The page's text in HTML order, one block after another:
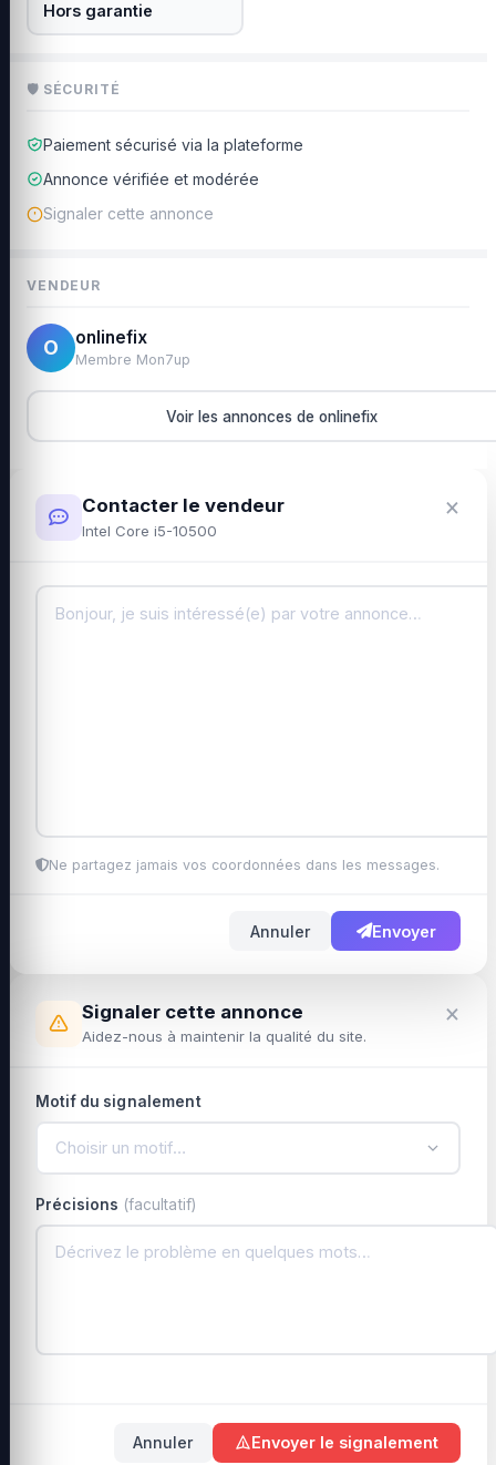
Hors garantie
🛡 SÉCURITÉ
Paiement sécurisé via la plateforme
Annonce vérifiée et modérée
Signaler cette annonce
VENDEUR
O onlinefix
Membre Mon7up
Voir les annonces de onlinefix
Contacter le vendeur
Intel Core i5-10500
×
Ne partagez jamais vos coordonnées dans les messages.
Annuler Envoyer
Signaler cette annonce
Aidez-nous à maintenir la qualité du site.
×
Motif du signalement
Choisir un motif…
Précisions (facultatif)
Annuler Envoyer le signalement